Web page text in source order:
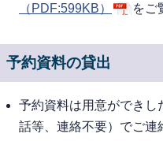
（PDF:599KB）
をご
予約資料の貸出
予約資料は用意ができし
話等、連絡不要）でご連